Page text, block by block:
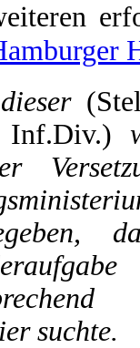
Inf.Div.)
suchte.